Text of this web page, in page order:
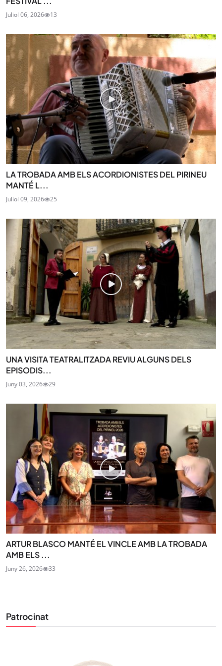
Juliol 06, 2026 13
LA TROBADA AMB ELS ACORDIONISTES DEL PIRINEU
MANTÉ L...
Juliol 09, 2026 25
UNA VISITA TEATRALITZADA REVIU ALGUNS DELS
EPISODIS...
Juny 03, 2026 29
ARTUR BLASCO MANTÉ EL VINCLE AMB LA TROBADA
AMB ELS ...
Juny 26, 2026 33
Patrocinat